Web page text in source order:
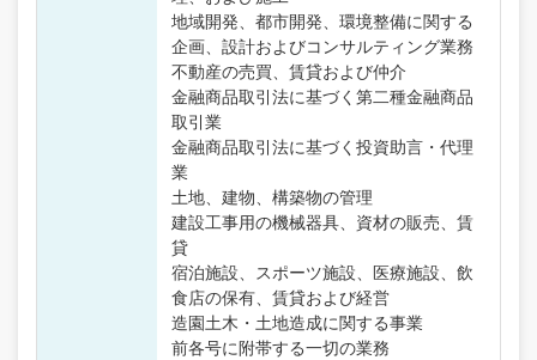
地域開発、都市開発、環境整備に関する
企画、設計およびコンサルティング業務
不動産の売買、賃貸および仲介
金融商品取引法に基づく第二種金融商品
取引業
金融商品取引法に基づく投資助言・代理
業
土地、建物、構築物の管理
建設工事用の機械器具、資材の販売、賃
貸
宿泊施設、スポーツ施設、医療施設、飲
食店の保有、賃貸および経営
造園土木・土地造成に関する事業
前各号に附帯する一切の業務